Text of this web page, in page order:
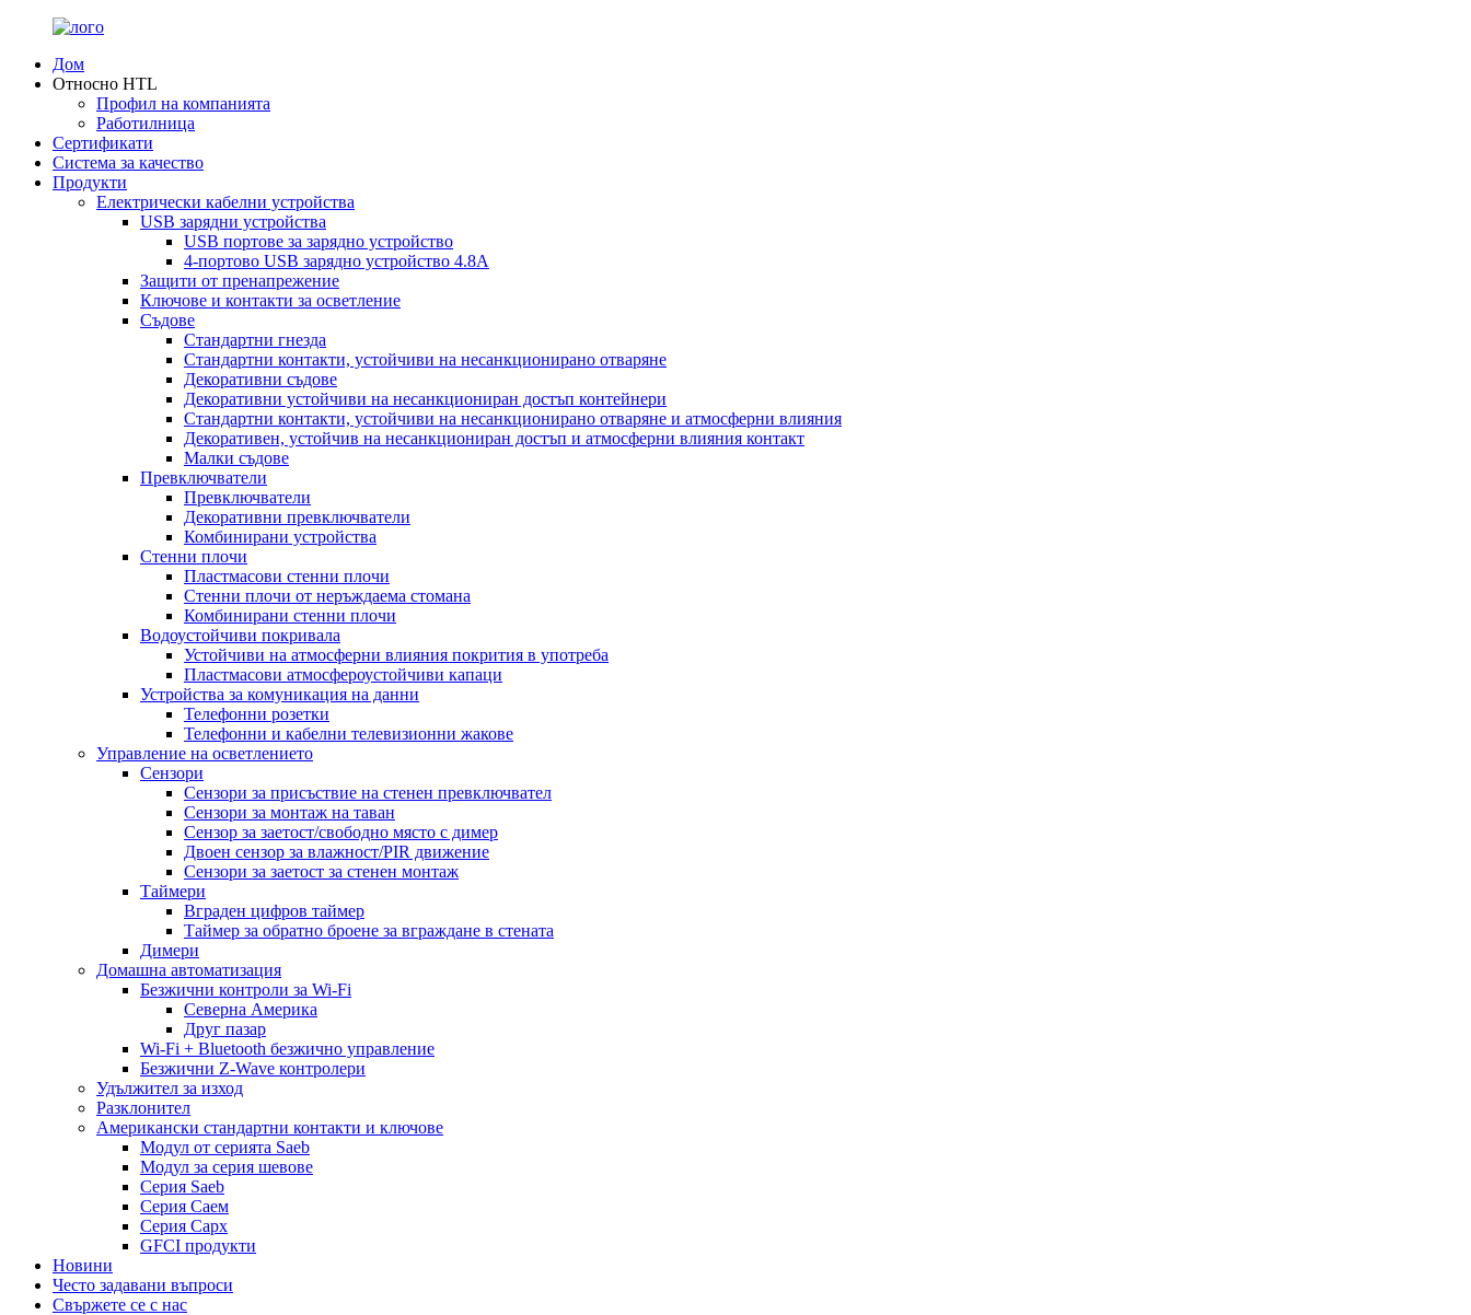
Дом
Относно HTL
Профил на компанията
Работилница
Сертификати
Система за качество
Продукти
Електрически кабелни устройства
USB зарядни устройства
USB портове за зарядно устройство
4-портово USB зарядно устройство 4.8A
Защити от пренапрежение
Ключове и контакти за осветление
Съдове
Стандартни гнезда
Стандартни контакти, устойчиви на несанкционирано отваряне
Декоративни съдове
Декоративни устойчиви на несанкциониран достъп контейнери
Стандартни контакти, устойчиви на несанкционирано отваряне и атмосферни влияния
Декоративен, устойчив на несанкциониран достъп и атмосферни влияния контакт
Малки съдове
Превключватели
Превключватели
Декоративни превключватели
Комбинирани устройства
Стенни плочи
Пластмасови стенни плочи
Стенни плочи от неръждаема стомана
Комбинирани стенни плочи
Водоустойчиви покривала
Устойчиви на атмосферни влияния покрития в употреба
Пластмасови атмосфероустойчиви капаци
Устройства за комуникация на данни
Телефонни розетки
Телефонни и кабелни телевизионни жакове
Управление на осветлението
Сензори
Сензори за присъствие на стенен превключвател
Сензори за монтаж на таван
Сензор за заетост/свободно място с димер
Двоен сензор за влажност/PIR движение
Сензори за заетост за стенен монтаж
Таймери
Вграден цифров таймер
Таймер за обратно броене за вграждане в стената
Димери
Домашна автоматизация
Безжични контроли за Wi-Fi
Северна Америка
Друг пазар
Wi-Fi + Bluetooth безжично управление
Безжични Z-Wave контролери
Удължител за изход
Разклонител
Американски стандартни контакти и ключове
Модул от серията Saeb
Модул за серия шевове
Серия Saeb
Серия Саем
Серия Сарх
GFCI продукти
Новини
Често задавани въпроси
Свържете се с нас